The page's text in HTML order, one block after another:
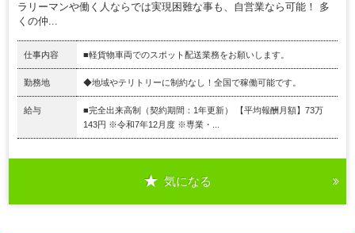
ラリーマンや働く人ならでは実現困難な事も、自営業なら可能！ 多
くの仲...
仕事内容 ■軽貨物車両でのスポット配送業務をお願いします。
勤務地 ◆地域やテリトリーに制約なし！全国で稼働可能です。
給与
■完全出来高制（契約期間：1年更新） 【平均報酬月額】73万
143円 ※令和7年12月度 ※専業・...
気になる